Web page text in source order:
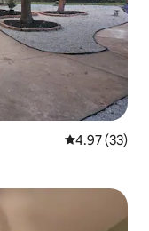
平均评分
4.97 (33)